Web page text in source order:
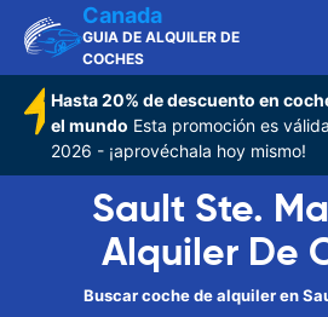
Canada
GUIA DE ALQUILER DE
COCHES
Hasta 20% de descuento en
el mundo Esta promoción es
2026 - ¡aprovéchala hoy mismo!
Sault Ste.
Alquiler De
Buscar coche de alquiler en